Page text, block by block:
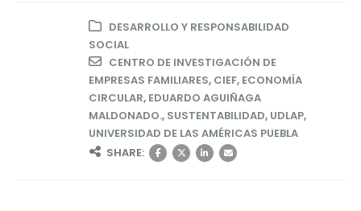
DESARROLLO Y RESPONSABILIDAD
SOCIAL
CENTRO DE INVESTIGACIÓN DE
EMPRESAS FAMILIARES, CIEF, ECONOMÍA
CIRCULAR, EDUARDO AGUIÑAGA
MALDONADO., SUSTENTABILIDAD, UDLAP,
UNIVERSIDAD DE LAS AMÉRICAS PUEBLA
SHARE: